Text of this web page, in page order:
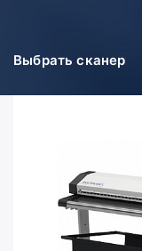
Выбрать сканер